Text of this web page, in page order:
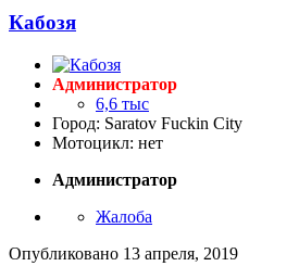
Кабозя
Администратор
6,6 тыс
Город: Saratov Fuckin City
Мотоцикл: нет
Администратор
Жалоба
Опубликовано 13 апреля, 2019